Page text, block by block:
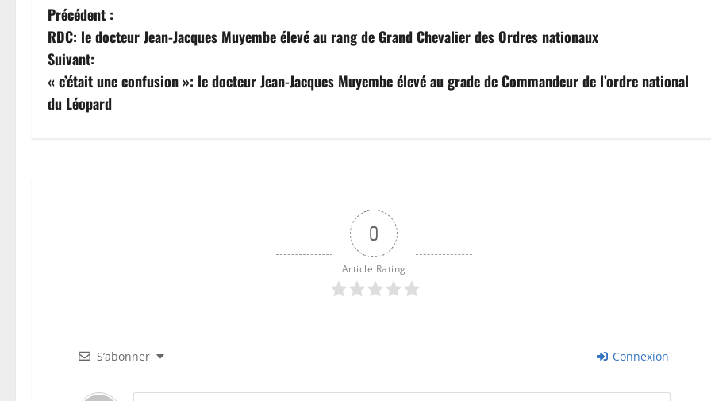
Précédent :
RDC: le docteur Jean-Jacques Muyembe élevé au rang de Grand Chevalier des Ordres nationaux
Suivant:
« c’était une confusion »: le docteur Jean-Jacques Muyembe élevé au grade de Commandeur de l’ordre national
du Léopard
0
Article Rating
S’abonner Connexion